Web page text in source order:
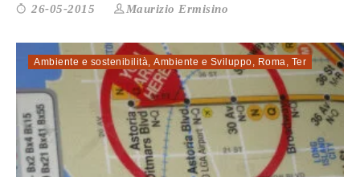
26-05-2015 Maurizio Ermisino
Ambiente e sostenibilità, Ambiente e Sviluppo, Roma, Ter